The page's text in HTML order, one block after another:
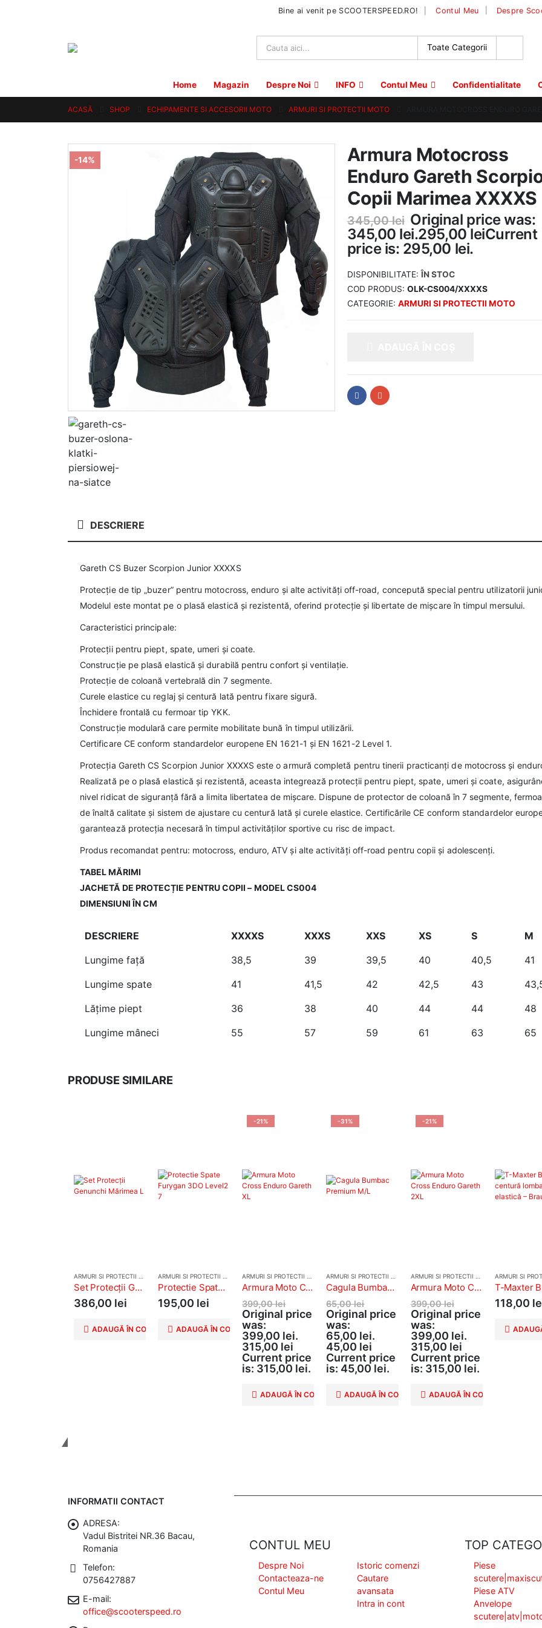
Bine ai venit pe SCOOTERSPEED.RO! Contul Meu Despre
Home Magazin Despre Noi INFO Contul Meu Confidentialitate
ACASĂ SHOP ECHIPAMENTE SI ACCESORII MOTO ARMURI SI PROTECTII MOTO
-14%
Armura Motocross
Enduro Gareth
Copii Marimea XXXXS
345,00lei Original price was:
345,00 lei.295,00 leiCurrent
price is: 295,00 lei.
DISPONIBILITATE: ÎN STOC
COD PRODUS: OLK-CS004/XXXXS
CATEGORIE: ARMURI SI PROTECTII MOTO
DESCRIERE
Gareth CS Buzer Scorpion Junior XXXXS
Protecție de tip „buzer” pentru motocross, enduro și alte activități off-road, concepută special pentru utilizatorii
Modelul este montat pe o plasă elastică și rezistentă, oferind protecție și libertate de mișcare în timpul mersului.
Caracteristici principale:
Protecții pentru piept, spate, umeri și coate.
Construcție pe plasă elastică și durabilă pentru confort și ventilație.
Protecție de coloană vertebrală din 7 segmente.
Curele elastice cu reglaj și centură lată pentru fixare sigură.
Închidere frontală cu fermoar tip YKK.
Construcție modulară care permite mobilitate bună în timpul utilizării.
Certificare CE conform standardelor europene EN 1621-1 și EN 1621-2 Level 1.
Protecția Gareth CS Scorpion Junior XXXXS este o armură completă pentru tinerii practicanți de motocross și
Realizată pe o plasă elastică și rezistentă, aceasta integrează protecții pentru piept, spate, umeri și coate,
nivel ridicat de siguranță fără a limita libertatea de mișcare. Dispune de protector de coloană în 7 segmente,
de înaltă calitate și sistem de ajustare cu centură lată și curele elastice. Certificările CE conform standardelor
garantează protecția necesară în timpul activităților sportive cu risc de impact.
Produs recomandat pentru: motocross, enduro, ATV și alte activități off-road pentru copii și adolescenți.
TABEL MĂRIMI
JACHETĂ DE PROTECȚIE PENTRU COPII – MODEL CS004
DIMENSIUNI ÎN CM
DESCRIERE XXXXS XXXS XXS XS S
M
Lungime față
38,5 39 39,5 40 40,5
41
Lungime spate
41 41,5 42 42,5 43
Lățime piept
36 38 40 44 44
48
Lungime mâneci
55 57 59 61 63 65
PRODUSE SIMILARE
Set Protecții Genunchi Mărimea L
386,00 lei
ADAUGĂ ÎN COȘ
Protectie Spate Furygan 3DO Level2 7
195,00 lei
ADAUGĂ ÎN COȘ
-21%
Armura Moto Cross Enduro Gareth XL
399,00lei
Original price
was:
399,00 lei.
315,00 lei
Current price
is: 315,00 lei.
ADAUGĂ ÎN COȘ
-31%
Cagula Bumbac Premium M/L
65,00lei
Original price
was:
65,00 lei.
45,00 lei
Current price
is: 45,00 lei.
ADAUGĂ ÎN COȘ
-21%
Armura Moto Cross Enduro Gareth 2XL
399,00lei
Original price
was:
399,00 lei.
315,00 lei
Current price
is: 315,00 lei.
ADAUGĂ ÎN COȘ
118,00
INFORMATII CONTACT
ADRESA:
Vadul Bistritei NR.36 Bacau,
Romania
Telefon:
0756427887
E-mail:
office@scooterspeed.ro
CONTUL MEU
Despre Noi
Contacteaza-ne
Contul Meu
Istoric comenzi
Cautare
avansata
Intra in cont
TOP
Piese
Piese ATV
Anvelope